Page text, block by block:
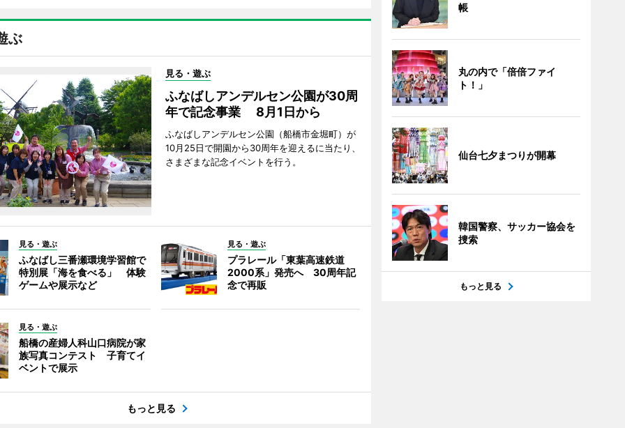
ぶ
見る・遊ぶ
ふなばしアンデルセン公園が30周
年で記念事業 8月1日から
ふなばしアンデルセン公園（船橋市金堀町）が
10月25日で開園から30周年を迎えるに当たり、
さまざまな記念イベントを行う。
見る・遊ぶ
ふなばし三番瀬環境学習館で
特別展「海を食べる」 体験
ゲームや展示など
見る・遊ぶ
プラレール「東葉高速鉄道
2000系」発売へ 30周年記
念で再販
見る・遊ぶ
船橋の産婦人科山口病院が家
族写真コンテスト 子育てイ
ベントで展示
もっと見る
帳
丸の内で「倍倍ファイ
ト！」
仙台七夕まつりが開幕
韓国警察、サッカー協会を
捜索
もっと見る